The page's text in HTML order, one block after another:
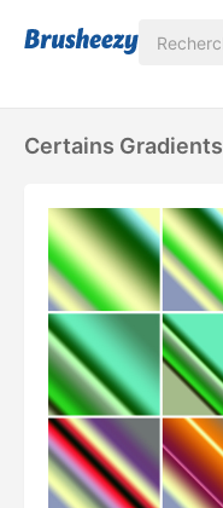
Certains Gradients